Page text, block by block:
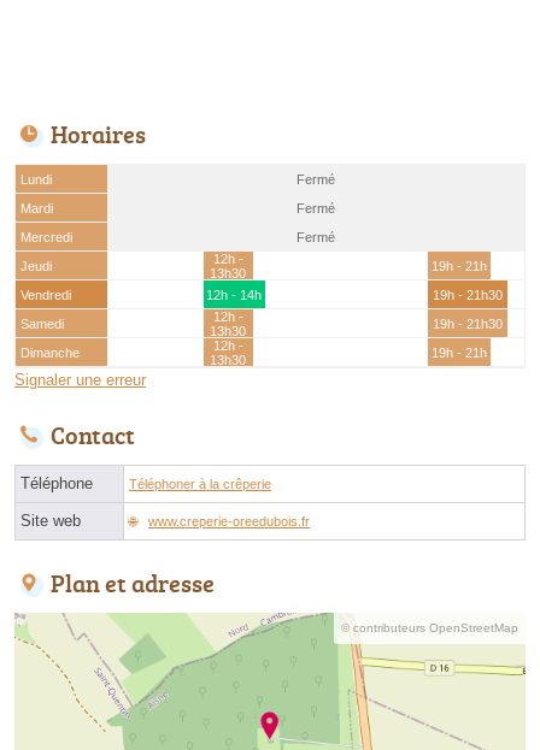
Horaires
Lundi
Fermé
Mardi
Fermé
Mercredi
Fermé
Jeudi
12h -
13h30
19h - 21h
Vendredi
12h - 14h
19h - 21h30
Samedi
12h -
13h30
19h - 21h30
Dimanche
12h -
13h30
19h - 21h
Signaler une erreur
Contact
Téléphone Téléphoner à la crêperie
Site web www.creperie-oreedubois.fr
Plan et adresse
© contributeurs OpenStreetMap